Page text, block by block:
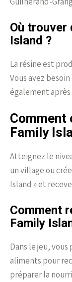
Où trouver
Island ?
La résine est
Vous avez
également après
Comment
Family
Atteignez le
un village ou
Island » et
Comment
Family
Dans le jeu,
aliments pour
préparer la